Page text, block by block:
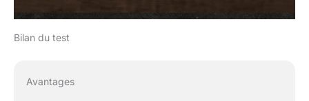
Bilan du test
Avantages